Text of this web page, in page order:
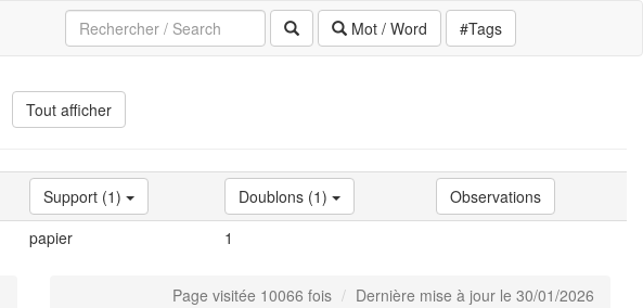
Mot / Word #Tags
Tout afficher
Support (1) Doublons (1)
Observations
papier 1
Page visitée 10066 fois Dernière mise à jour le 30/01/2026